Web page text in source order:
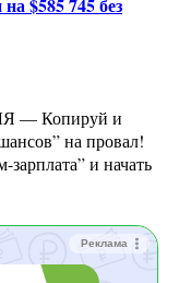
на провал!
и начать
Реклама